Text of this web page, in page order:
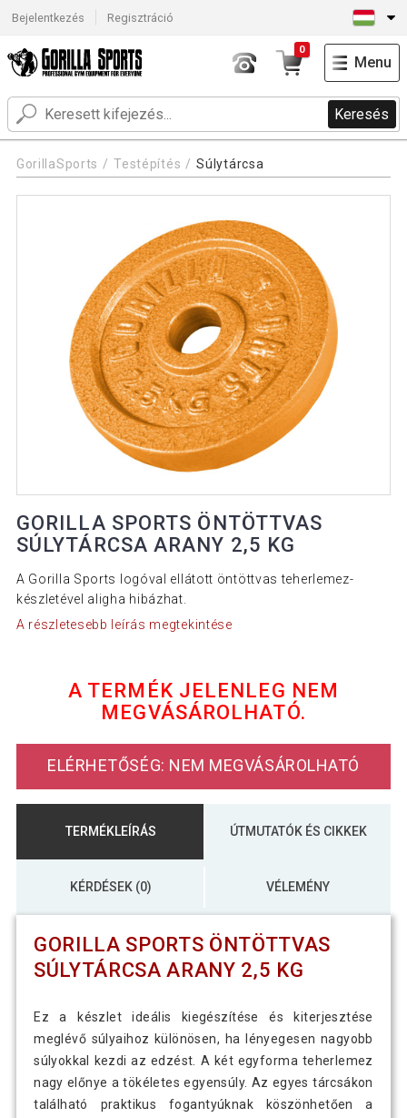
Bejelentkezés Regisztráció
Keresés
0
Menu
GorillaSports Testépítés Súlytárcsa
GORILLA SPORTS ÖNTÖTTVAS
SÚLYTÁRCSA ARANY 2,5 KG
A Gorilla Sports logóval ellátott öntöttvas teherlemez-
készletével aligha hibázhat.
A részletesebb leírás megtekintése
A TERMÉK JELENLEG NEM
MEGVÁSÁROLHATÓ.
ELÉRHETŐSÉG: NEM MEGVÁSÁROLHATÓ
TERMÉKLEÍRÁS ÚTMUTATÓK ÉS CIKKEK
KÉRDÉSEK (0) VÉLEMÉNY
GORILLA SPORTS ÖNTÖTTVAS
SÚLYTÁRCSA ARANY 2,5 KG
Ez a készlet ideális kiegészítése és kiterjesztése
meglévő súlyaihoz különösen, ha lényegesen nagyobb
súlyokkal kezdi az edzést. A két egyforma teherlemez
nagy előnye a tökéletes egyensúly. Az egyes tárcsákon
található praktikus fogantyúknak köszönhetően a